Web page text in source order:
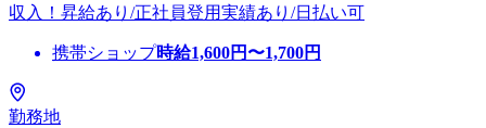
収入！昇給あり/正社員登用実績あり/日払い可
携帯ショップ時給1,600円〜1,700円
勤務地